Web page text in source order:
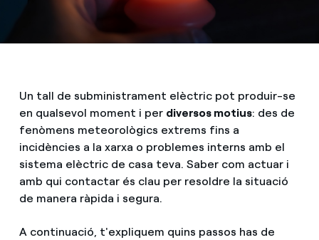
Un tall de subministrament elèctric pot produir-se
en qualsevol moment i per diversos motius: des de
fenòmens meteorològics extrems fins a
incidències a la xarxa o problemes interns amb el
sistema elèctric de casa teva. Saber com actuar i
amb qui contactar és clau per resoldre la situació
de manera ràpida i segura.
A continuació, t'expliquem quins passos has de